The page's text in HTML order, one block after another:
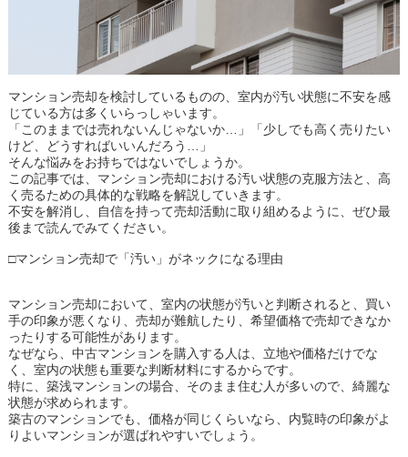
マンション売却を検討しているものの、室内が汚い状態に不安を感
じている方は多くいらっしゃいます。
「このままでは売れないんじゃないか…」「少しでも高く売りたい
けど、どうすればいいんだろう…」
そんな悩みをお持ちではないでしょうか。
この記事では、マンション売却における汚い状態の克服方法と、高
く売るための具体的な戦略を解説していきます。
不安を解消し、自信を持って売却活動に取り組めるように、ぜひ最
後まで読んでみてください。
□マンション売却で「汚い」がネックになる理由
マンション売却において、室内の状態が汚いと判断されると、買い
手の印象が悪くなり、売却が難航したり、希望価格で売却できなか
ったりする可能性があります。
なぜなら、中古マンションを購入する人は、立地や価格だけでな
く、室内の状態も重要な判断材料にするからです。
特に、築浅マンションの場合、そのまま住む人が多いので、綺麗な
状態が求められます。
築古のマンションでも、価格が同じくらいなら、内覧時の印象がよ
りよいマンションが選ばれやすいでしょう。